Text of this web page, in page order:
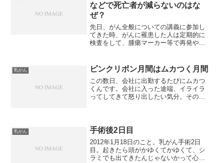
などで死亡者が減らないのはな
ぜ？
先日、がん全般についての講義に参加し
てきた時、がんに罹患した人は定期的に
検査をして、腫瘍マーカー等で再発や転
ました。講師の先生は不思議に思って、
医師に尋ねたところ、早期...
乳がん ピンクリボン月間はムカつく月間
この数日、会社に出勤するたびにムカつ
くんです。会社に入った途端、イライラ
ってしてきて怒り出したい気分。その理
応援しています」「乳が...
乳がん 手術後2日目
2012年1月18日のこと。乳がん手術2日
目。起きたら頭がかゆくてかゆくて、シ
ラミでも出てきたんじゃないかって心配